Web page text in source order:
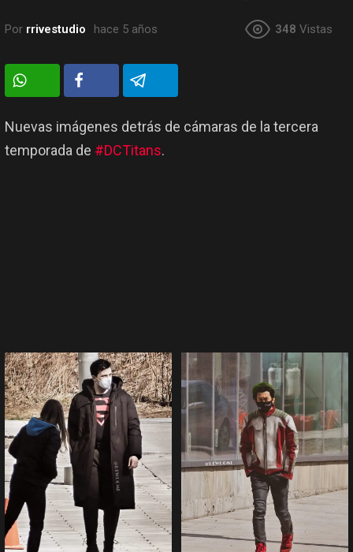
Por rrivestudio hace 5 años 348 Vistas
Nuevas imágenes detrás de cámaras de la tercera
temporada de #DCTitans.